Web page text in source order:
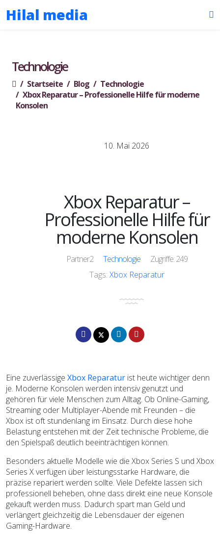
Hilal media
Technologie
Startseite Blog
Technologie
Xbox Reparatur – Professionelle Hilfe für moderne
Konsolen
10. Mai 2026
Xbox Reparatur –
Professionelle Hilfe für
moderne Konsolen
Partner2 Technologie
Zugriffe: 249
Tags: Xbox Reparatur
Eine zuverlässige Xbox Reparatur ist heute wichtiger denn
je. Moderne Konsolen werden intensiv genutzt und
gehören für viele Menschen zum Alltag. Ob Online-Gaming,
Streaming oder Multiplayer-Abende mit Freunden – die
Xbox ist oft stundenlang im Einsatz. Durch diese hohe
Belastung entstehen mit der Zeit technische Probleme, die
den Spielspaß deutlich beeinträchtigen können.
Besonders aktuelle Modelle wie die Xbox Series S und Xbox
Series X verfügen über leistungsstarke Hardware, die
präzise repariert werden sollte. Viele Defekte lassen sich
professionell beheben, ohne dass direkt eine neue Konsole
gekauft werden muss. Dadurch spart man Geld und
verlängert gleichzeitig die Lebensdauer der eigenen
Gaming-Hardware.